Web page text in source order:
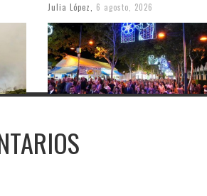
Julia López 6 agosto, 2026